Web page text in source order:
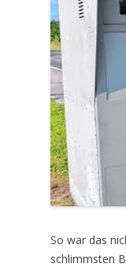
So war das
schlimmsten